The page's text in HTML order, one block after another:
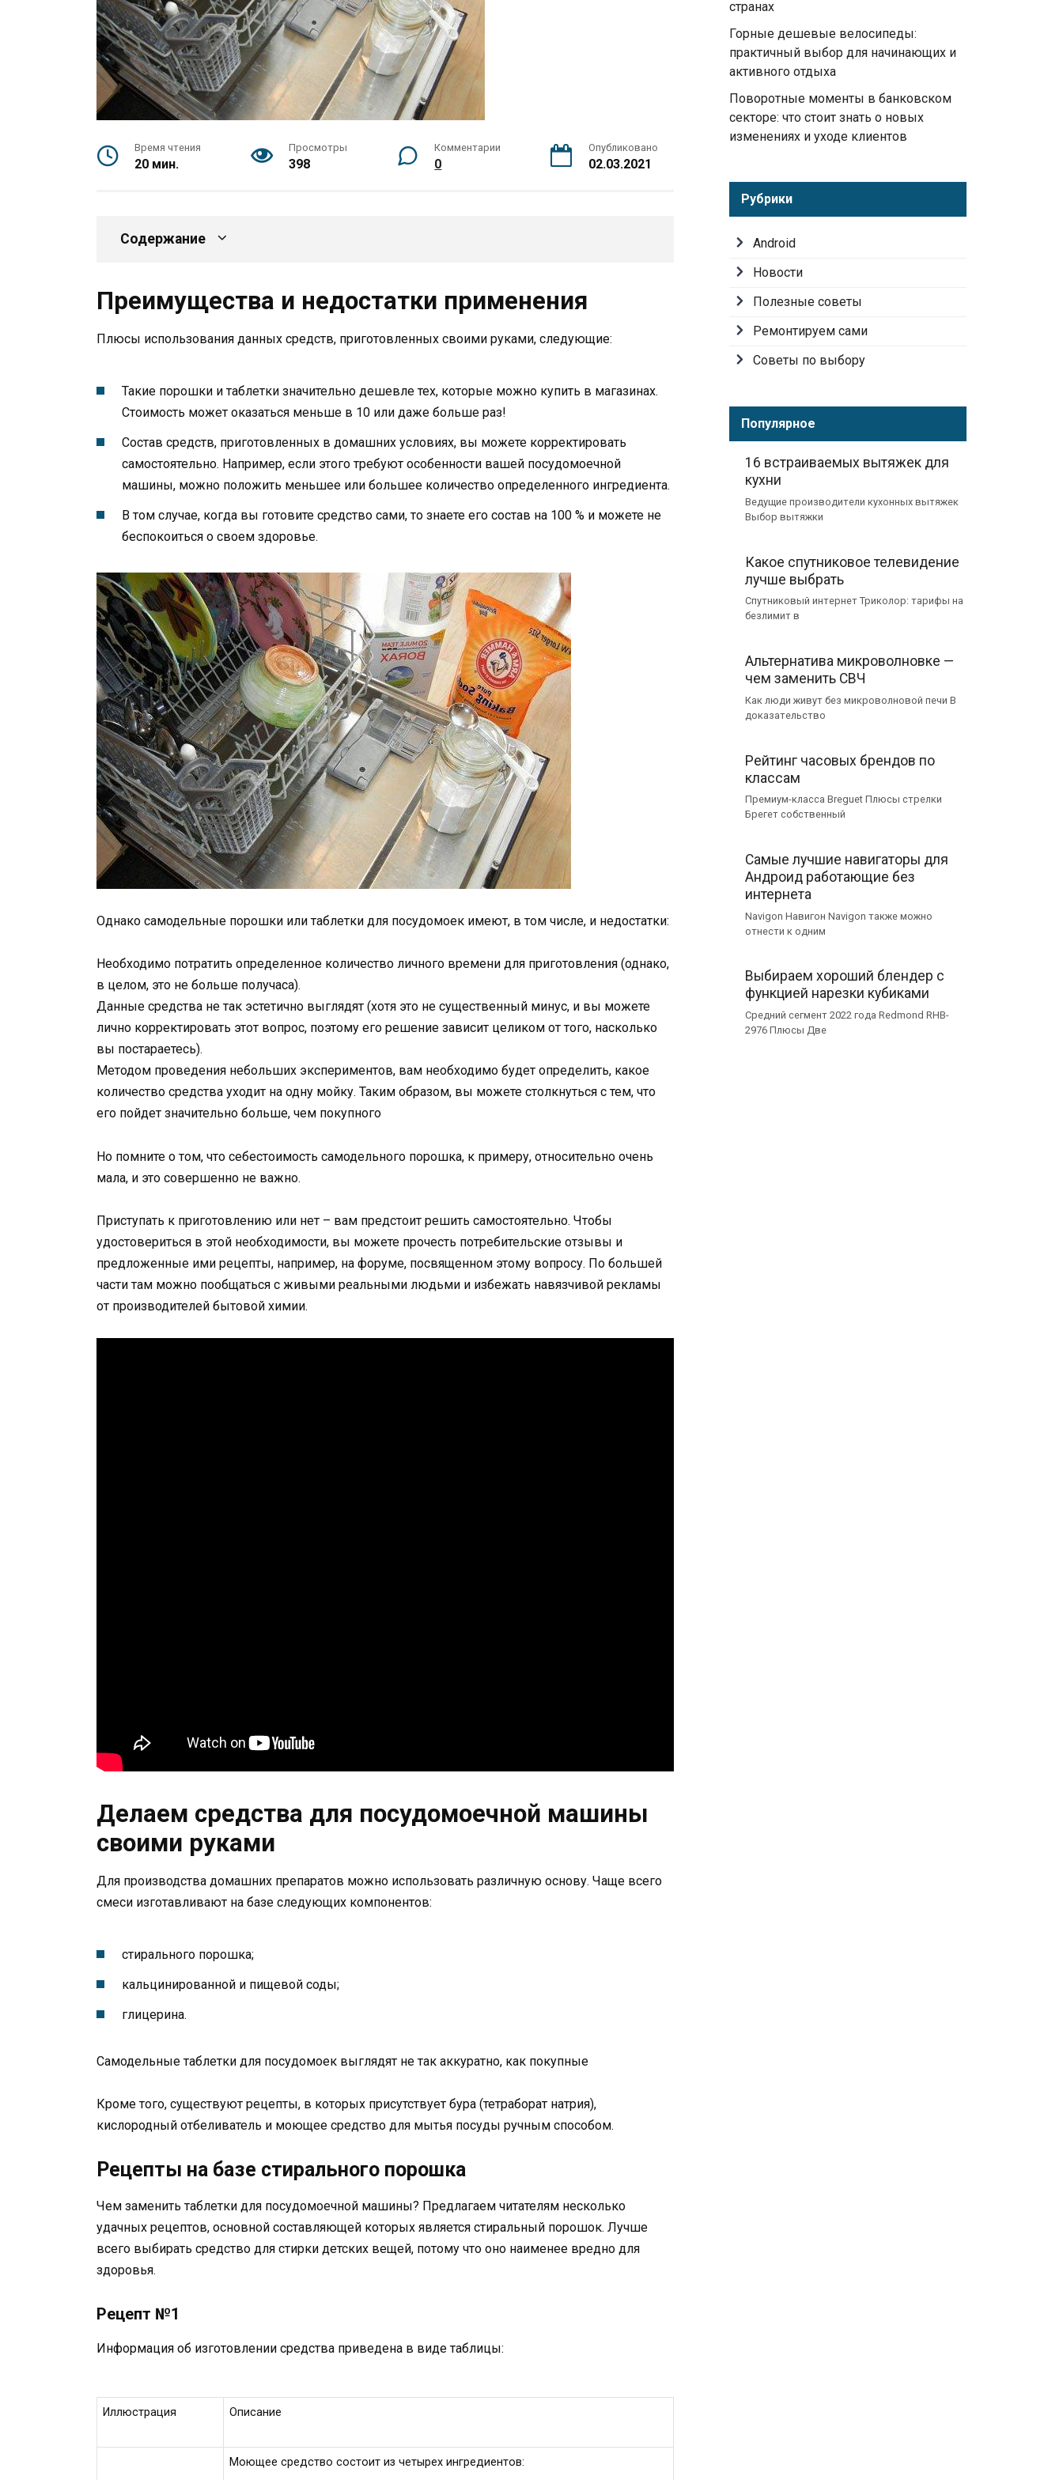
Время чтения
20 мин.
Просмотры
398
Комментарии
0
Опубликовано
02.03.2021
Содержание
Преимущества и недостатки применения
Плюсы использования данных средств, приготовленных своими руками, следующие:
Такие порошки и таблетки значительно дешевле тех, которые можно купить в магазинах.
Стоимость может оказаться меньше в 10 или даже больше раз!
Состав средств, приготовленных в домашних условиях, вы можете корректировать
самостоятельно. Например, если этого требуют особенности вашей посудомоечной
машины, можно положить меньшее или большее количество определенного ингредиента.
В том случае, когда вы готовите средство сами, то знаете его состав на 100 % и можете не
беспокоиться о своем здоровье.
Однако самодельные порошки или таблетки для посудомоек имеют, в том числе, и недостатки:
Необходимо потратить определенное количество личного времени для приготовления (однако,
в целом, это не больше получаса).
Данные средства не так эстетично выглядят (хотя это не существенный минус, и вы можете
лично корректировать этот вопрос, поэтому его решение зависит целиком от того, насколько
вы постараетесь).
Методом проведения небольших экспериментов, вам необходимо будет определить, какое
количество средства уходит на одну мойку. Таким образом, вы можете столкнуться с тем, что
его пойдет значительно больше, чем покупного
Но помните о том, что себестоимость самодельного порошка, к примеру, относительно очень
мала, и это совершенно не важно.
Приступать к приготовлению или нет – вам предстоит решить самостоятельно. Чтобы
удостовериться в этой необходимости, вы можете прочесть потребительские отзывы и
предложенные ими рецепты, например, на форуме, посвященном этому вопросу. По большей
части там можно пообщаться с живыми реальными людьми и избежать навязчивой рекламы
от производителей бытовой химии.
Делаем средства для посудомоечной машины
своими руками
Для производства домашних препаратов можно использовать различную основу. Чаще всего
смеси изготавливают на базе следующих компонентов:
стирального порошка;
кальцинированной и пищевой соды;
глицерина.
Самодельные таблетки для посудомоек выглядят не так аккуратно, как покупные
Кроме того, существуют рецепты, в которых присутствует бура (тетраборат натрия),
кислородный отбеливатель и моющее средство для мытья посуды ручным способом.
Рецепты на базе стирального порошка
Чем заменить таблетки для посудомоечной машины? Предлагаем читателям несколько
удачных рецептов, основной составляющей которых является стиральный порошок. Лучше
всего выбирать средство для стирки детских вещей, потому что оно наименее вредно для
здоровья.
Рецепт №1
Информация об изготовлении средства приведена в виде таблицы:
Иллюстрация Описание
Моющее средство состоит из четырех ингредиентов:
странах
Горные дешевые велосипеды:
практичный выбор для начинающих и
активного отдыха
Поворотные моменты в банковском
секторе: что стоит знать о новых
изменениях и уходе клиентов
Рубрики
Android
Новости
Полезные советы
Ремонтируем сами
Советы по выбору
Популярное
16 встраиваемых вытяжек для
кухни
Ведущие производители кухонных вытяжек
Выбор вытяжки
Какое спутниковое телевидение
лучше выбрать
Спутниковый интернет Триколор: тарифы на
безлимит в
Альтернатива микроволновке —
чем заменить СВЧ
Как люди живут без микроволновой печи В
доказательство
Рейтинг часовых брендов по
классам
Премиум-класса Breguet Плюсы стрелки
Брегет собственный
Самые лучшие навигаторы для
Андроид работающие без
интернета
Navigon Навигон Navigon также можно
отнести к одним
Выбираем хороший блендер с
функцией нарезки кубиками
Средний сегмент 2022 года Redmond RHB-
2976 Плюсы Две